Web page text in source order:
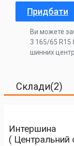
Придбати
Ви можете
3 165/65 R15
шинних
Склади(2)
Интершина
( Центральний